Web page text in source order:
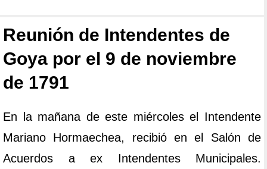
Reunión de Intendentes de
Goya por el 9 de noviembre
de 1791
En la mañana de este miércoles el Intendente
Mariano Hormaechea, recibió en el Salón de
Acuerdos a ex Intendentes Municipales.